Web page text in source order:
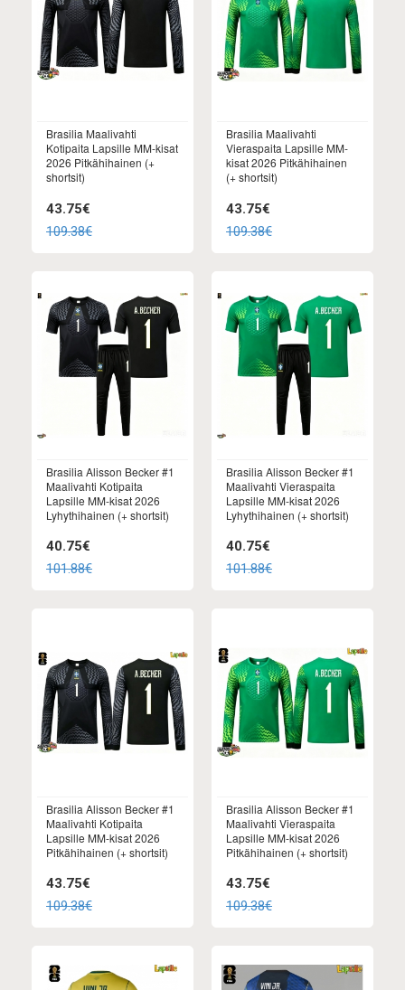
Brasilia Maalivahti
Kotipaita Lapsille MM-kisat
2026 Pitkähihainen (+
shortsit)
43.75€
109.38€
Brasilia Maalivahti
Vieraspaita Lapsille MM-
kisat 2026 Pitkähihainen
(+ shortsit)
43.75€
109.38€
Brasilia Alisson Becker #1
Maalivahti Kotipaita
Lapsille MM-kisat 2026
Lyhythihainen (+ shortsit)
40.75€
101.88€
Brasilia Alisson Becker #1
Maalivahti Vieraspaita
Lapsille MM-kisat 2026
Lyhythihainen (+ shortsit)
40.75€
101.88€
Brasilia Alisson Becker #1
Maalivahti Kotipaita
Lapsille MM-kisat 2026
Pitkähihainen (+ shortsit)
43.75€
109.38€
Brasilia Alisson Becker #1
Maalivahti Vieraspaita
Lapsille MM-kisat 2026
Pitkähihainen (+ shortsit)
43.75€
109.38€